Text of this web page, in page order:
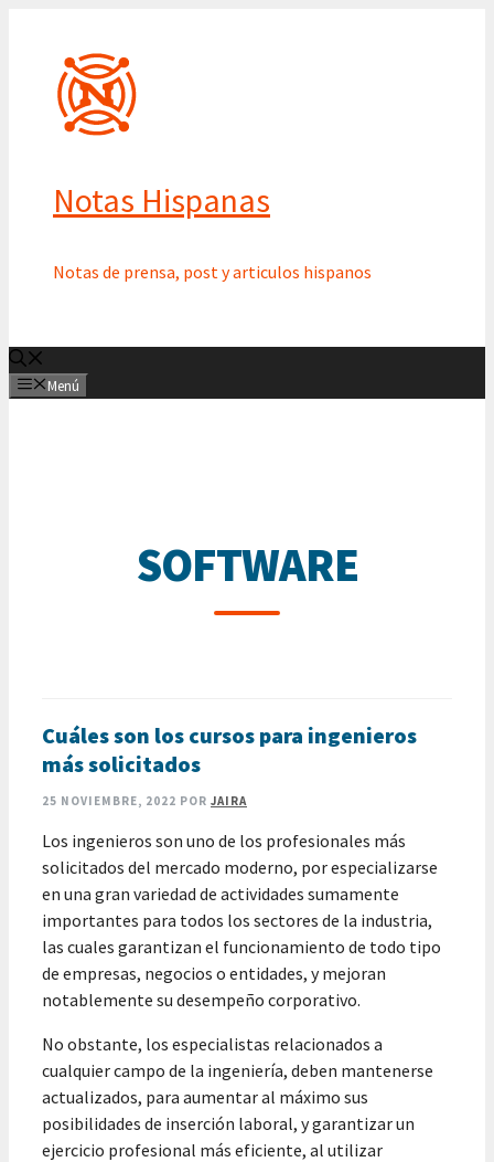
contenido
Notas Hispanas
Notas de prensa, post y articulos hispanos
Menú
SOFTWARE
Cuáles son los cursos para ingenieros
más solicitados
25 NOVIEMBRE, 2022 POR JAIRA
Los ingenieros son uno de los profesionales más
solicitados del mercado moderno, por especializarse
en una gran variedad de actividades sumamente
importantes para todos los sectores de la industria,
las cuales garantizan el funcionamiento de todo tipo
de empresas, negocios o entidades, y mejoran
notablemente su desempeño corporativo.
No obstante, los especialistas relacionados a
cualquier campo de la ingeniería, deben mantenerse
actualizados, para aumentar al máximo sus
posibilidades de inserción laboral, y garantizar un
ejercicio profesional más eficiente, al utilizar